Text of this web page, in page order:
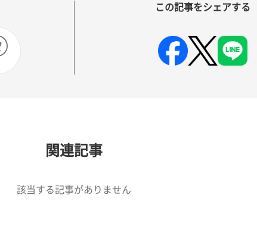
この記事をシェアする
関連記事
該当する記事がありません